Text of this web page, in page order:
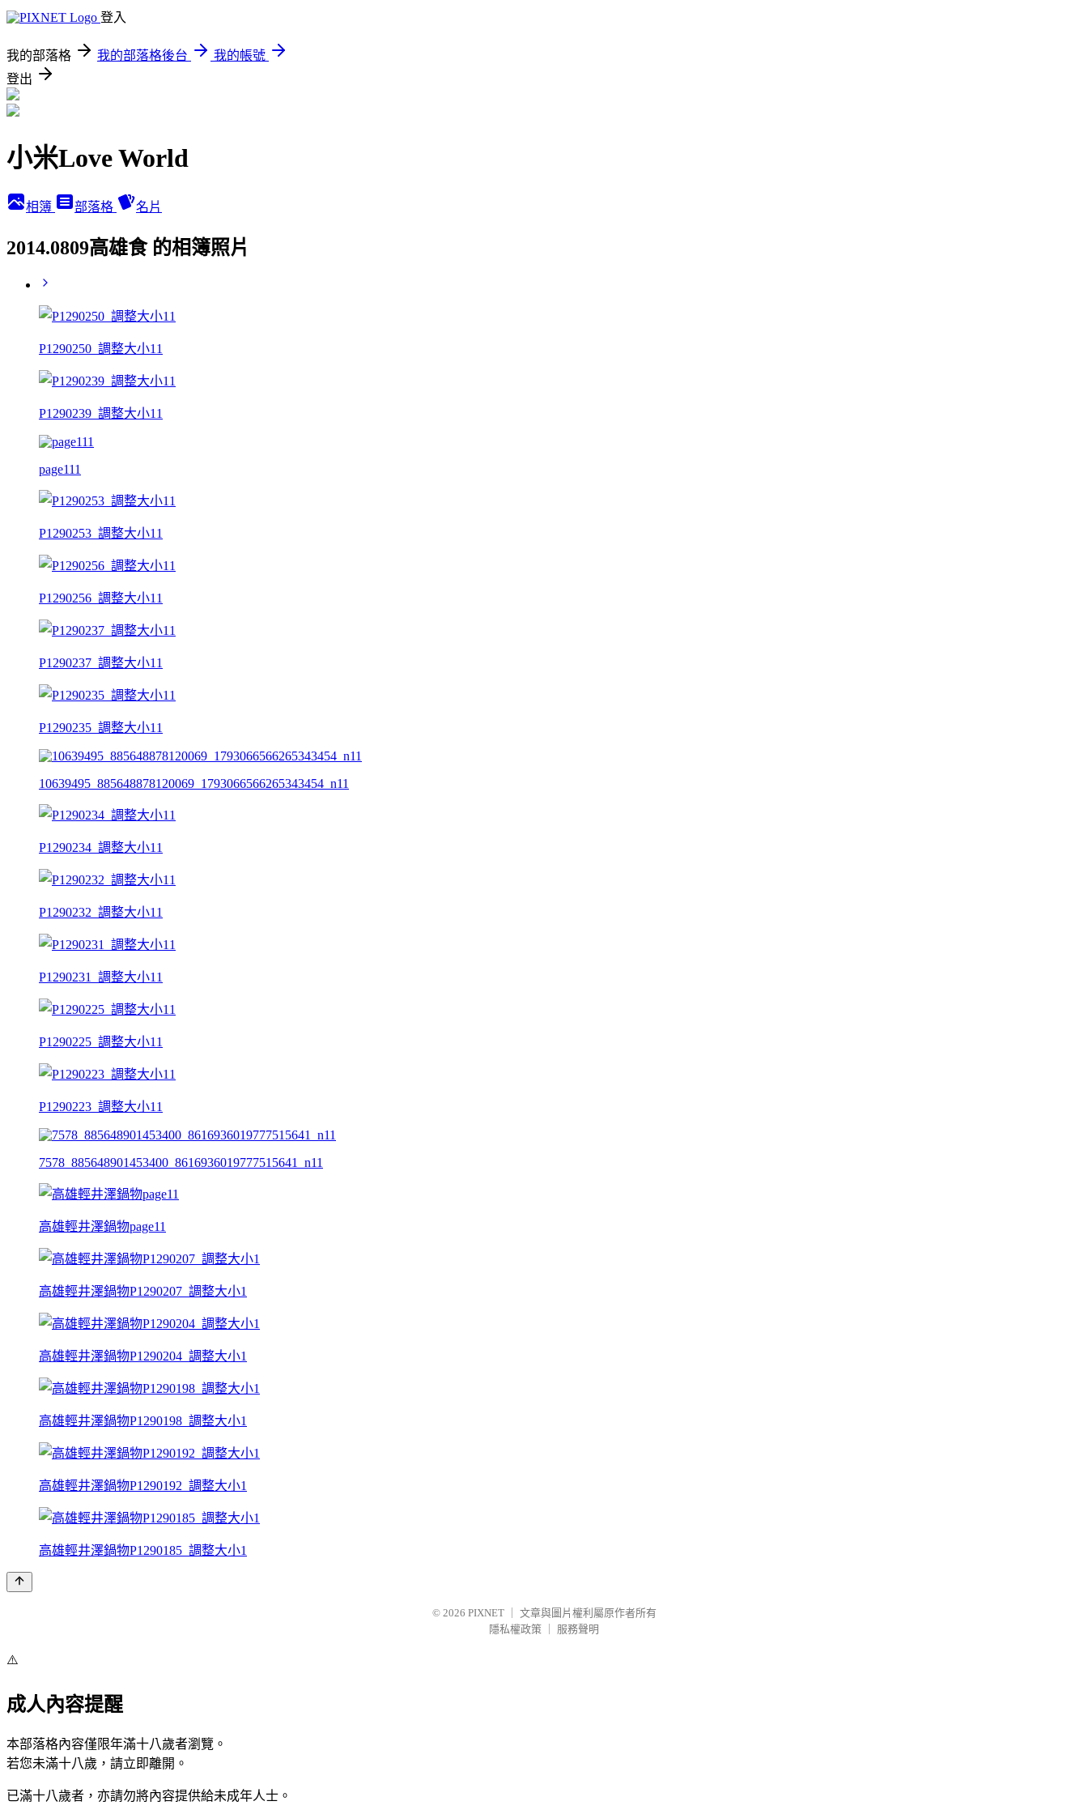
登入
我的部落格 我的部落格後台
我的帳號
登出
小米Love World
相簿 部落格 名片
2014.0809高雄食 的相簿照片
P1290250_調整大小11
P1290239_調整大小11
page111
P1290253_調整大小11
P1290256_調整大小11
P1290237_調整大小11
P1290235_調整大小11
10639495_885648878120069_1793066566265343454_n11
P1290234_調整大小11
P1290232_調整大小11
P1290231_調整大小11
P1290225_調整大小11
P1290223_調整大小11
7578_885648901453400_8616936019777515641_n11
高雄輕井澤鍋物page11
高雄輕井澤鍋物P1290207_調整大小1
高雄輕井澤鍋物P1290204_調整大小1
高雄輕井澤鍋物P1290198_調整大小1
高雄輕井澤鍋物P1290192_調整大小1
高雄輕井澤鍋物P1290185_調整大小1
© 2026 PIXNET
文章與圖片權利屬原作者所有
隱私權政策
服務聲明
⚠️
成人內容提醒
本部落格內容僅限年滿十八歲者瀏覽。
若您未滿十八歲，請立即離開。
已滿十八歲者，亦請勿將內容提供給未成年人士。